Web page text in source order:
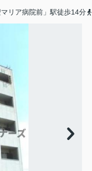
リア病院前」駅徒歩14分